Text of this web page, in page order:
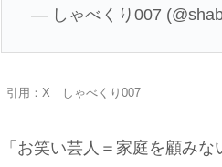
— しゃべくり007
引用：X しゃべくり007
「お笑い芸人＝家庭を顧み